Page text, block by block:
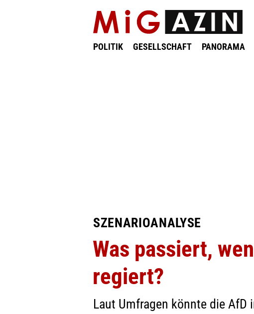
POLITIK GESELLSCHAFT PANORAMA
SZENARIOANALYSE
Was passiert,
regiert?
Laut Umfragen könnte die AfD